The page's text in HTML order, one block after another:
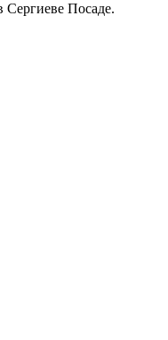
Сергиеве Посаде.